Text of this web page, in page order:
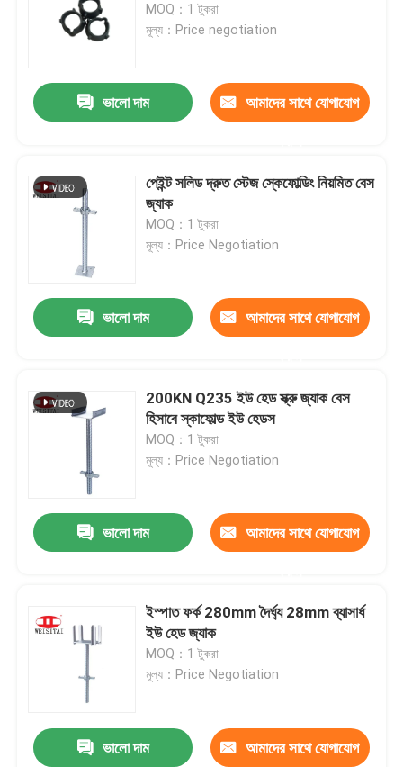
আমাদের সম্পর্কে
MOQ：1 টুকরা
মূল্য：Price negotiation
ভালো দাম আমাদের সাথে যোগাযোগ
পেইন্ট সলিড দ্রুত স্টেজ স্কেফোল্ডিং নিয়মিত বেস
জ্যাক
MOQ：1 টুকরা
মূল্য：Price Negotiation
ভালো দাম আমাদের সাথে যোগাযোগ
200KN Q235 ইউ হেড স্ক্রু জ্যাক বেস
হিসাবে স্কাফোল্ড ইউ হেডস
MOQ：1 টুকরা
মূল্য：Price Negotiation
ভালো দাম আমাদের সাথে যোগাযোগ
ইস্পাত ফর্ক 280mm দৈর্ঘ্য 28mm ব্যাসার্ধ
ইউ হেড জ্যাক
MOQ：1 টুকরা
মূল্য：Price Negotiation
ভালো দাম আমাদের সাথে যোগাযোগ
অ্যান্টি-রস্ট Q235 স্টীল অ্যাক্রো প্রপ পিনস ফর স্কেফোল্ডিং